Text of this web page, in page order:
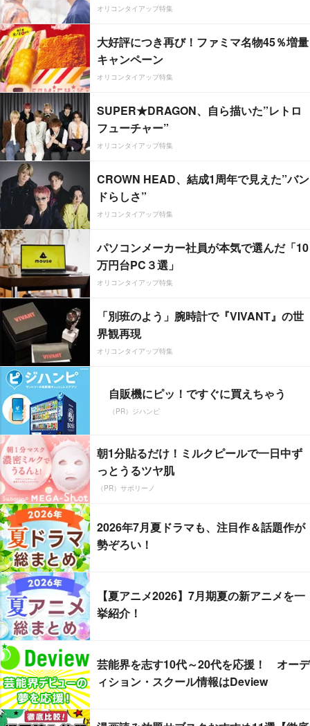
オリコンタイアップ特集
大好評につき再び！ファミマ名物45％増量
キャンペーン
オリコンタイアップ特集
SUPER★DRAGON、自ら描いた”レトロ
フューチャー”
オリコンタイアップ特集
CROWN HEAD、結成1周年で見えた”バン
ドらしさ”
オリコンタイアップ特集
パソコンメーカー社員が本気で選んだ「10
万円台PC３選」
オリコンタイアップ特集
「別班のよう」腕時計で『VIVANT』の世
界観再現
オリコンタイアップ特集
自販機にピッ！ですぐに買えちゃう
（PR）ジハンピ
朝1分貼るだけ！ミルクピールで一日中ず
っとうるツヤ肌
（PR）サボリーノ
2026年7月夏ドラマも、注目作＆話題作が
勢ぞろい！
【夏アニメ2026】7月期夏の新アニメを一
挙紹介！
芸能界を志す10代～20代を応援！ オーデ
ィション・スクール情報はDeview